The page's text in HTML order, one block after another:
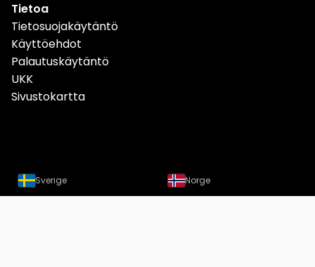
Tietoa
Tietosuojakäytäntö
Käyttöehdot
Palautuskäytäntö
UKK
Sivustokartta
Sverige Norge